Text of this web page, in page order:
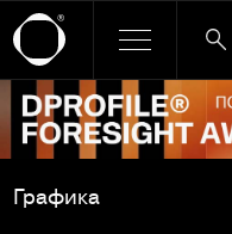
Ссылка баннера
Графика